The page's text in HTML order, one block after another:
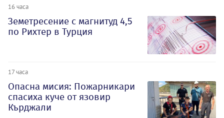
16 часа
Земетресение с магнитуд 4,5
по Рихтер в Турция
17 часа
Опасна мисия: Пожарникари
спасиха куче от язовир
Кърджали